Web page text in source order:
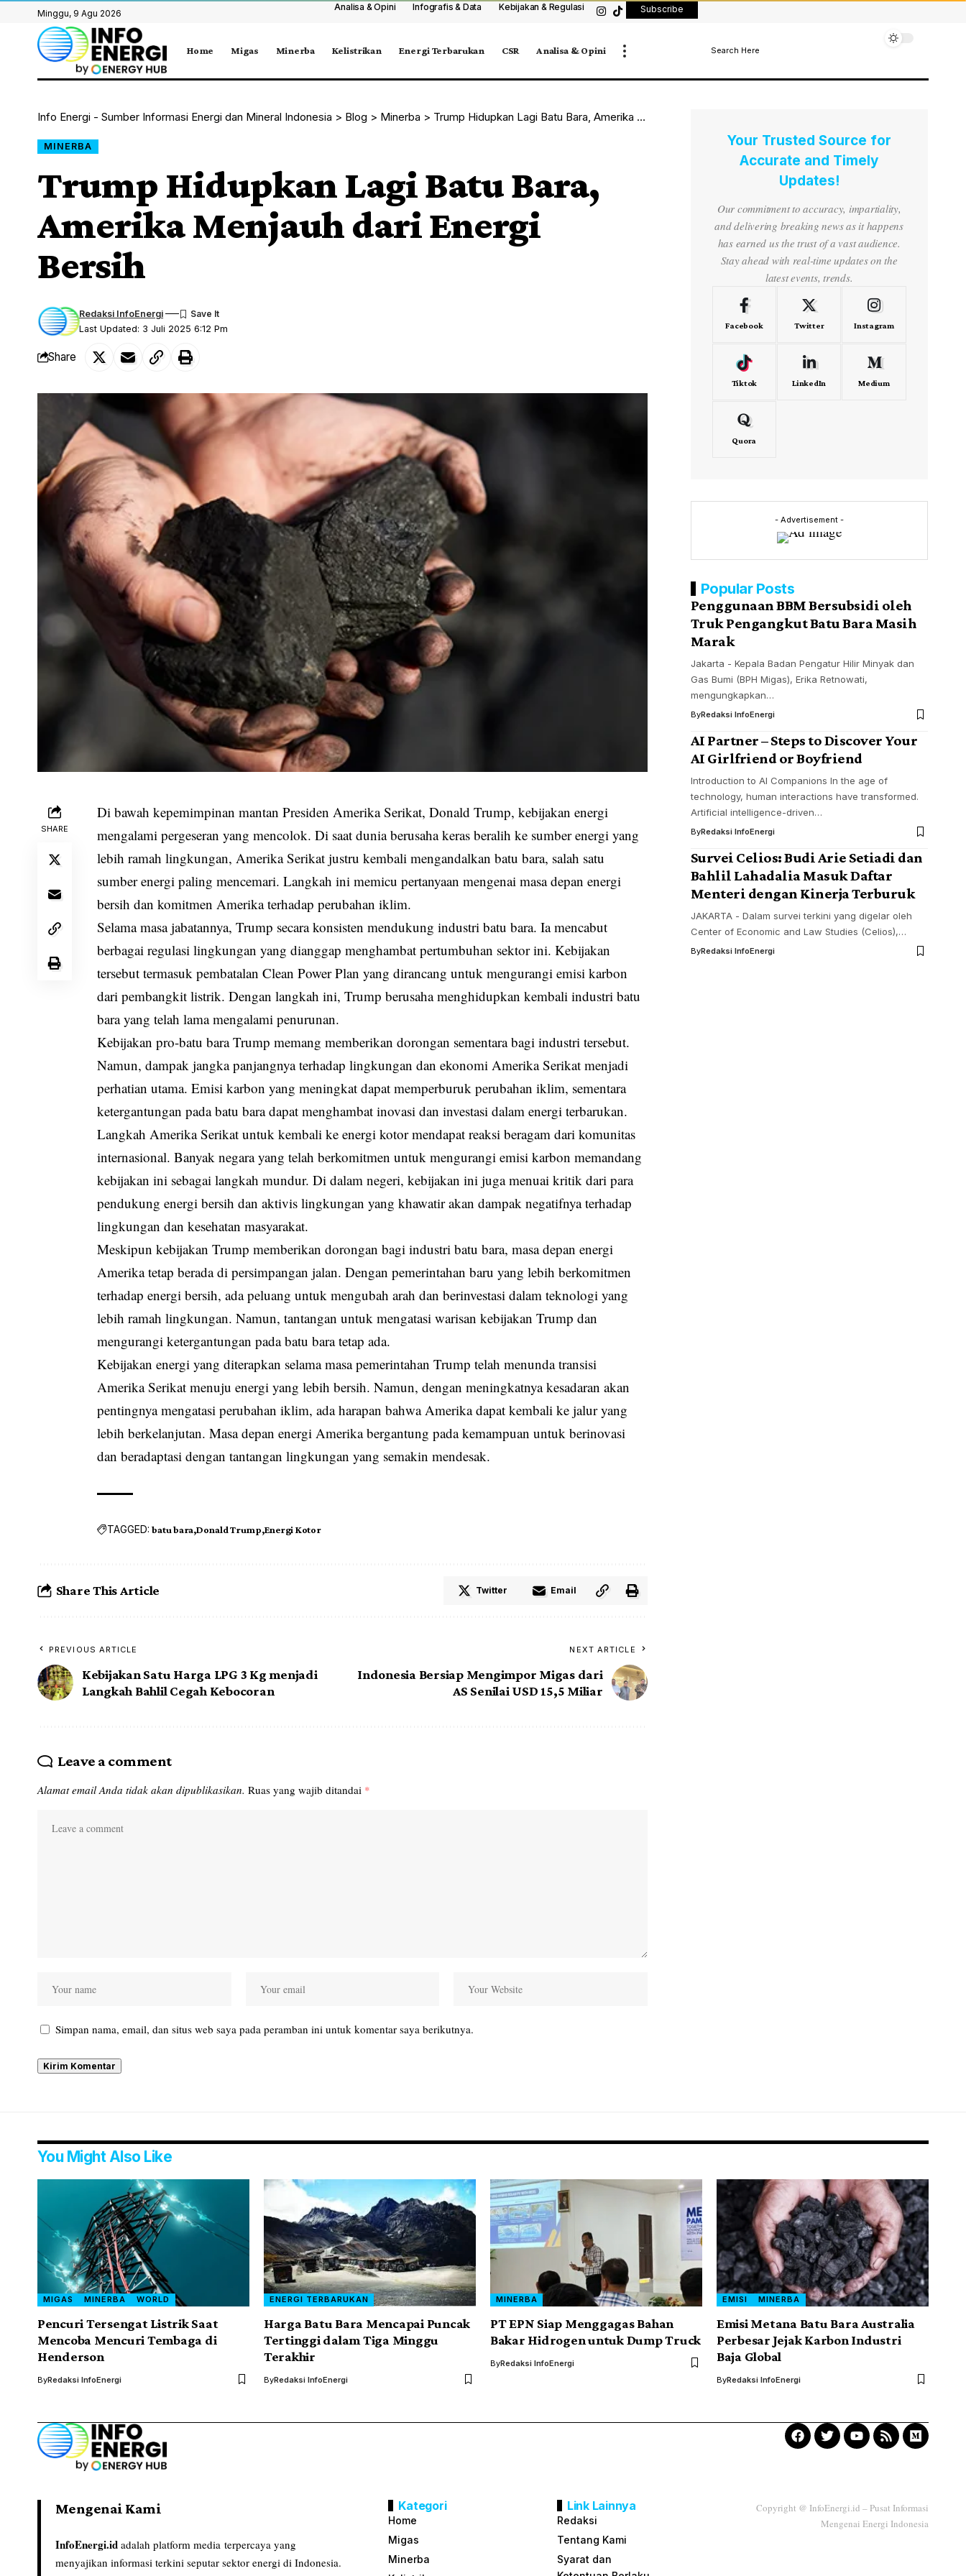
Minggu, 9 Agu 2026
Analisa & Opini Infografis & Data Kebijakan & Regulasi Subscribe
Home Migas Minerba Kelistrikan Energi Terbarukan CSR Analisa & Opini Search Here
Info Energi - Sumber Informasi Energi dan Mineral Indonesia > Blog > Minerba > Trump Hidupkan Lagi Batu Bara, Amerika Menjauh dari Energi Bersih
MINERBA
Trump Hidupkan Lagi Batu Bara,
Amerika Menjauh dari Energi
Bersih
Last Updated: 3 Juli 2025 6:12 Pm
Redaksi InfoEnergi
Share
SHARE
Di bawah kepemimpinan mantan Presiden Amerika Serikat, Donald Trump, kebijakan energi
mengalami pergeseran yang mencolok. Di saat dunia berusaha keras beralih ke sumber energi yang
lebih ramah lingkungan, Amerika Serikat justru kembali mengandalkan batu bara, salah satu
sumber energi paling mencemari. Langkah ini memicu pertanyaan mengenai masa depan energi
bersih dan komitmen Amerika terhadap perubahan iklim.
Selama masa jabatannya, Trump secara konsisten mendukung industri batu bara. Ia mencabut
berbagai regulasi lingkungan yang dianggap menghambat pertumbuhan sektor ini. Kebijakan
tersebut termasuk pembatalan Clean Power Plan yang dirancang untuk mengurangi emisi karbon
dari pembangkit listrik. Dengan langkah ini, Trump berusaha menghidupkan kembali industri batu
bara yang telah lama mengalami penurunan.
Kebijakan pro-batu bara Trump memang memberikan dorongan sementara bagi industri tersebut.
Namun, dampak jangka panjangnya terhadap lingkungan dan ekonomi Amerika Serikat menjadi
perhatian utama. Emisi karbon yang meningkat dapat memperburuk perubahan iklim, sementara
ketergantungan pada batu bara dapat menghambat inovasi dan investasi dalam energi terbarukan.
Langkah Amerika Serikat untuk kembali ke energi kotor mendapat reaksi beragam dari komunitas
internasional. Banyak negara yang telah berkomitmen untuk mengurangi emisi karbon memandang
kebijakan ini sebagai langkah mundur. Di dalam negeri, kebijakan ini juga menuai kritik dari para
pendukung energi bersih dan aktivis lingkungan yang khawatir akan dampak negatifnya terhadap
lingkungan dan kesehatan masyarakat.
Meskipun kebijakan Trump memberikan dorongan bagi industri batu bara, masa depan energi
Amerika tetap berada di persimpangan jalan. Dengan pemerintahan baru yang lebih berkomitmen
terhadap energi bersih, ada peluang untuk mengubah arah dan berinvestasi dalam teknologi yang
lebih ramah lingkungan. Namun, tantangan untuk mengatasi warisan kebijakan Trump dan
mengurangi ketergantungan pada batu bara tetap ada.
Kebijakan energi yang diterapkan selama masa pemerintahan Trump telah menunda transisi
Amerika Serikat menuju energi yang lebih bersih. Namun, dengan meningkatnya kesadaran akan
pentingnya mengatasi perubahan iklim, ada harapan bahwa Amerika dapat kembali ke jalur yang
lebih berkelanjutan. Masa depan energi Amerika bergantung pada kemampuan untuk berinovasi
dan beradaptasi dengan tantangan lingkungan yang semakin mendesak.
TAGGED: batu bara Donald Trump Energi Kotor
Share This Article Twitter Email
PREVIOUS ARTICLE
Kebijakan Satu Harga LPG 3 Kg menjadi
Langkah Bahlil Cegah Kebocoran
NEXT ARTICLE
Indonesia Bersiap Mengimpor Migas dari
AS Senilai USD 15,5 Miliar
Leave a comment
Alamat email Anda tidak akan dipublikasikan. Ruas yang wajib ditandai *
Simpan nama, email, dan situs web saya pada peramban ini untuk komentar saya berikutnya.
Your Trusted Source for
Accurate and Timely
Updates!
Our commitment to accuracy, impartiality,
and delivering breaking news as it happens
has earned us the trust of a vast audience.
Stay ahead with real-time updates on the
latest events, trends.
Facebook Twitter Instagram
Tiktok LinkedIn Medium
Quora
- Advertisement -
Popular Posts
Penggunaan BBM Bersubsidi oleh
Truk Pengangkut Batu Bara Masih
Marak
Jakarta - Kepala Badan Pengatur Hilir Minyak dan
Gas Bumi (BPH Migas), Erika Retnowati,
mengungkapkan…
ByRedaksi InfoEnergi
AI Partner – Steps to Discover Your
AI Girlfriend or Boyfriend
Introduction to AI Companions In the age of
technology, human interactions have transformed.
Artificial intelligence-driven…
ByRedaksi InfoEnergi
Survei Celios: Budi Arie Setiadi dan
Bahlil Lahadalia Masuk Daftar
Menteri dengan Kinerja Terburuk
JAKARTA - Dalam survei terkini yang digelar oleh
Center of Economic and Law Studies (Celios),…
ByRedaksi InfoEnergi
You Might Also Like
MIGAS MINERBA WORLD
Pencuri Tersengat Listrik Saat
Mencoba Mencuri Tembaga di
Henderson
ByRedaksi InfoEnergi
ENERGI TERBARUKAN
Harga Batu Bara Mencapai Puncak
Tertinggi dalam Tiga Minggu
Terakhir
ByRedaksi InfoEnergi
MINERBA
PT EPN Siap Menggagas Bahan
Bakar Hidrogen untuk Dump Truck
ByRedaksi InfoEnergi
EMISI MINERBA
Emisi Metana Batu Bara Australia
Perbesar Jejak Karbon Industri
Baja Global
ByRedaksi InfoEnergi
Mengenai Kami
InfoEnergi.id adalah platform media terpercaya yang
menyajikan informasi terkini seputar sektor energi di Indonesia.
Kategori
Home
Migas
Minerba
Link Lainnya
Redaksi
Tentang Kami
Syarat dan
Copyright @ InfoEnergi.id – Pusat Informasi
Mengenai Energi Indonesia